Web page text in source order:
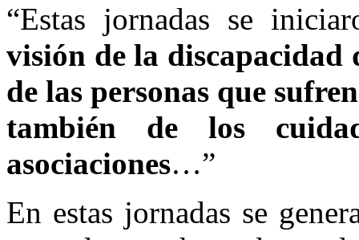
“Estas jornadas se
visión de la discapacidad
de las personas que
también de los
asociaciones…”
En estas jornadas se